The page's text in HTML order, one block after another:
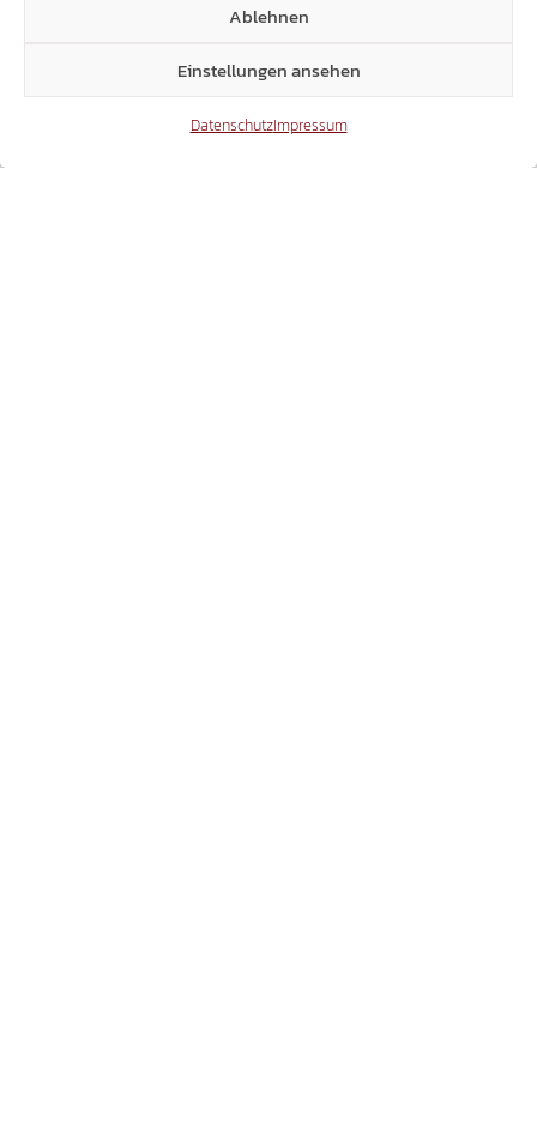
Ablehnen
Einstellungen ansehen
DatenschutzImpressum